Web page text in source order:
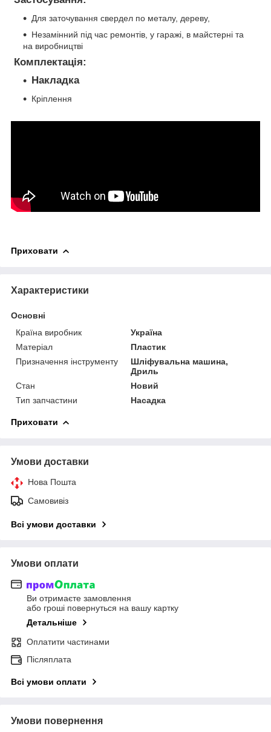
Для заточування свердел по металу, дереву,
Незамінний під час ремонтів, у гаражі, в майстерні та
на виробництві
Комплектація:
Накладка
Кріплення
Приховати
Характеристики
Основні
Країна виробник
Україна
Матеріал
Пластик
Призначення інструменту
Шліфувальна машина,
Дриль
Стан
Новий
Тип запчастини
Насадка
Приховати
Умови доставки
Нова Пошта
Самовивіз
Всі умови доставки
Умови оплати
Ви отримаєте замовлення
або гроші повернуться на вашу картку
Детальніше
Оплатити частинами
Післяплата
Всі умови оплати
Умови повернення